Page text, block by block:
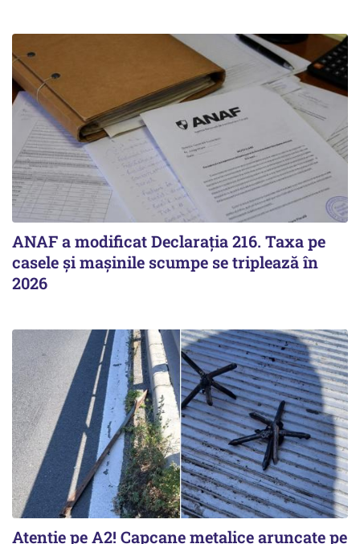
ANAF a modificat Declarația 216. Taxa pe
casele și mașinile scumpe se triplează în
2026
Atenție pe A2! Capcane metalice aruncate pe